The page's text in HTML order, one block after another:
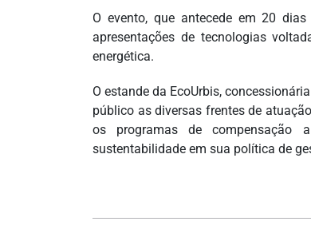
O evento, que antecede em 20
apresentações de tecnologias
energética.
O estande da EcoUrbis,
público as diversas frentes de
os programas de compensação
sustentabilidade em sua política de